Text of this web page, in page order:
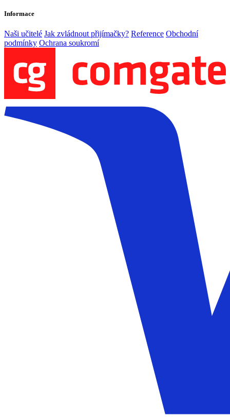
Informace
Naši učitelé Jak zvládnout přijímačky? Reference Obchodní
podmínky Ochrana soukromí